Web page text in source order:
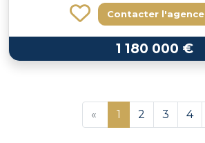
Contacter l'agence
1 180 000 €
« 1 2 3 4